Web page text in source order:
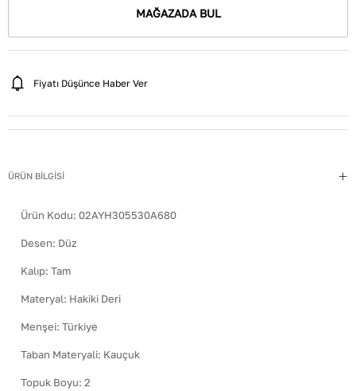
MAĞAZADA BUL
Fiyatı Düşünce Haber Ver
ÜRÜN BİLGİSİ
Ürün Kodu: 02AYH305530A680
Desen: Düz
Kalıp: Tam
Materyal: Hakiki Deri
Menşei: Türkiye
Taban Materyali: Kauçuk
Topuk Boyu: 2